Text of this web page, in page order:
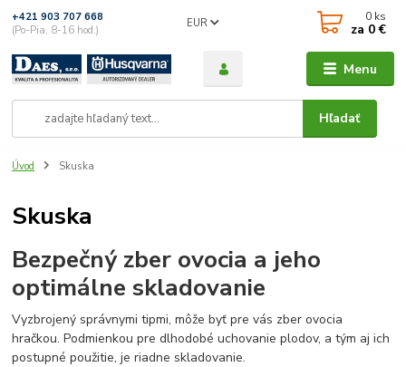
Menu
EUR
Hľadať
+421 903 707 668
(Po-Pia, 8-16 hod.)
0 ks
za 0 €
Úvod Skuska
Skuska
Bezpečný zber ovocia a jeho
optimálne skladovanie
Vyzbrojený správnymi tipmi, môže byť pre vás zber ovocia
hračkou. Podmienkou pre dlhodobé uchovanie plodov, a tým aj ich
postupné použitie, je riadne skladovanie.